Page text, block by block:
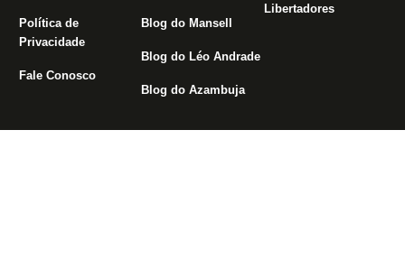
Política de
Privacidade
Fale Conosco
Blog do Mansell
Blog do Léo Andrade
Blog do Azambuja
Libertadores